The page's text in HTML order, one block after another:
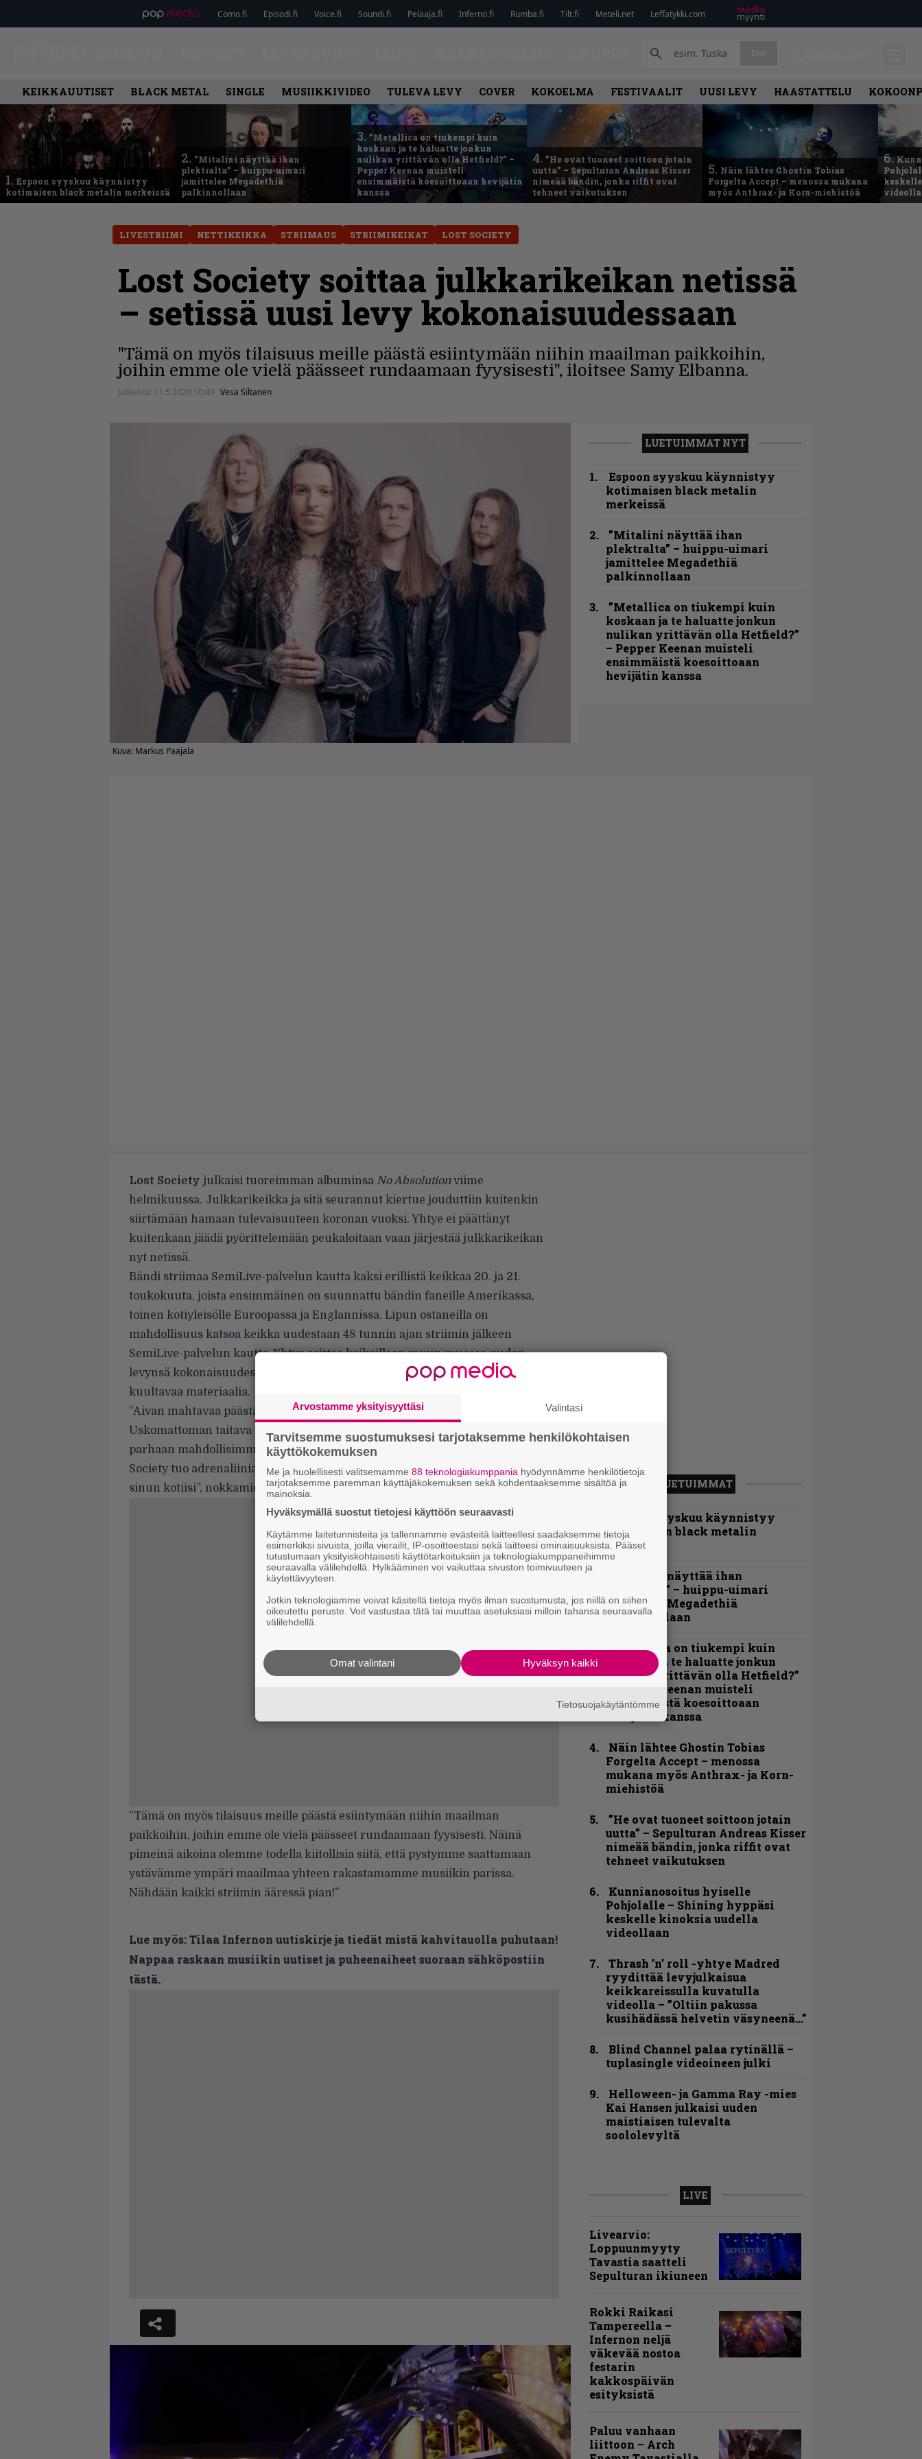
Como.fi Episodi.fi Voice.fi Soundi.fi Pelaaja.fi Inferno.fi Rumba.fi Tilt.fi Meteli.net Leffatykki.com
KEIKKAUUTISET BLACK METAL SINGLE MUSIIKKIVIDEO TULEVA LEVY COVER KOKOELMA FESTIVAALIT UUSI LEVY HAASTATTELU
1. Espoon syyskuu käynnistyy
kotimaisen black metalin merkeissä
2. ”Mitalini näyttää ihan
plektralta” – huippu-uimari
jamittelee Megadethiä
palkinnollaan
3. ”Metallica on tiukempi kuin
koskaan ja te haluatte jonkun
nulikan yrittävän olla Hetfield?” –
Pepper Keenan muisteli
ensimmäistä koesoittoaan hevijätin
kanssa
4. ”He ovat tuoneet soittoon jotain
uutta” – Sepulturan Andreas Kisser
nimeää bändin, jonka riffit ovat
tehneet vaikutuksen
5. Näin lähtee Ghostin Tobias
Forgelta Accept – menossa mukana
myös Anthrax- ja Korn-miehistöä
6.
LIVESTRIIMI NETTIKEIKKA STRIIMAUS STRIIMIKEIKAT LOST SOCIETY
Lost Society soittaa julkkarikeikan netissä
– setissä uusi levy kokonaisuudessaan
"Tämä on myös tilaisuus meille päästä esiintymään niihin maailman paikkoihin,
joihin emme ole vielä päässeet rundaamaan fyysisesti", iloitsee Samy Elbanna.
Julkaistu: 11.5.2020 10:49 Vesa Siltanen
Kuva: Markus Paajala
LUETUIMMAT NYT
Espoon syyskuu käynnistyy
kotimaisen black metalin
merkeissä
”Mitalini näyttää ihan
plektralta” – huippu-uimari
jamittelee Megadethiä
palkinnollaan
”Metallica on tiukempi kuin
koskaan ja te haluatte jonkun
nulikan yrittävän olla Hetfield?”
– Pepper Keenan muisteli
ensimmäistä koesoittoaan
hevijätin kanssa
Lost Society julkaisi tuoreimman albuminsa No Absolutionviime
helmikuussa. Julkkarikeikka ja sitä seurannut kiertue jouduttiin kuitenkin
siirtämään hamaan tulevaisuuteen koronan vuoksi. Yhtye ei päättänyt
kuitenkaan jäädä pyörittelemään peukaloitaan vaan järjestää julkkarikeikan
nyt netissä.
Bändi striimaa SemiLive-palvelun kautta kaksi erillistä keikkaa 20. ja 21.
toukokuuta, joista ensimmäinen on suunnattu bändin faneille Amerikassa,
toinen kotiyleisölle Euroopassa ja Englannissa. Lipun ostaneilla on
mahdollisuus katsoa keikka uudestaan 48 tunnin ajan striimin jälkeen
SemiLive-palvelun kautta. Yhtye soittaa keikoillaan muun muassa uuden
levynsä kokonaisuudessaan eli luvassa on paljon ensimmäistä kertaa livenä
kuultavaa materiaalia.
”Aivan mahtavaa päästä soittamaanNo Absolutionlivenä koko maailmalle!
Uskomattoman taitava tiimimme on työskennellyt väsymättä ja rakentanut
parhaan mahdollisimman porukan tuottamaan striimidebyyttimme. Lost
Society tuo adrenaliinia ja energiaa pursuavan live-esityksensä nyt suoraan
sinun kotiisi”, nokkamiesSamy Elbannailoitsee.
”Tämä on myös tilaisuus meille päästä esiintymään niihin maailman
paikkoihin, joihin emme ole vielä päässeet rundaamaan fyysisesti. Näinä
pimeinä aikoina olemme todella kiitollisia siitä, että pystymme saattamaan
ystävämme ympäri maailmaa yhteen rakastamamme musiikin parissa.
Nähdään kaikki striimin ääressä pian!”
Lue myös:Tilaa Infernon uutiskirje ja tiedät mistä kahvitauolla puhutaan!
Nappaa raskaan musiikin uutiset ja puheenaiheet suoraan sähköpostiin
tästä.
LUETUIMMAT
Espoon syyskuu käynnistyy
kotimaisen black metalin
merkeissä
”Mitalini näyttää ihan
plektralta” – huippu-uimari
jamittelee Megadethiä
palkinnollaan
”Metallica on tiukempi kuin
koskaan ja te haluatte jonkun
nulikan yrittävän olla Hetfield?”
– Pepper Keenan muisteli
ensimmäistä koesoittoaan
hevijätin kanssa
Näin lähtee Ghostin Tobias
Forgelta Accept – menossa
mukana myös Anthrax- ja Korn-
miehistöä
”He ovat tuoneet soittoon jotain
uutta” – Sepulturan Andreas Kisser
nimeää bändin, jonka riffit ovat
tehneet vaikutuksen
Kunnianosoitus hyiselle
Pohjolalle – Shining hyppäsi
keskelle kinoksia uudella
videollaan
Thrash ’n’ roll -yhtye Madred
ryydittää levyjulkaisua
keikkareissulla kuvatulla
videolla – ”Oltiin pakussa
kusihädässä helvetin väsyneenä…”
Blind Channel palaa rytinällä –
tuplasingle videoineen julki
Helloween- ja Gamma Ray -mies
Kai Hansen julkaisi uuden
maistiaisen tulevalta
soololevyltä
LIVE
Livearvio:
Loppuunmyyty
Tavastia saatteli
Sepulturan ikiuneen
Rokki Raikasi
Tampereella –
Infernon neljä
väkevää nostoa
festarin
kakkospäivän
esityksistä
Paluu vanhaan
liittoon – Arch
Arvostamme yksityisyyttäsi Valintasi
Tarvitsemme suostumuksesi tarjotaksemme henkilökohtaisen
käyttökokemuksen
Me ja huolellisesti valitsemamme 88 teknologiakumppania hyödynnämme henkilötietoja
tarjotaksemme paremman käyttäjäkokemuksen sekä kohdentaaksemme sisältöä ja
mainoksia.
Hyväksymällä suostut tietojesi käyttöön seuraavasti
Käytämme laitetunnisteita ja tallennamme evästeitä laitteellesi saadaksemme tietoja
esimerkiksi sivuista, joilla vierailit, IP-osoitteestasi sekä laitteesi ominaisuuksista. Pääset
tutustumaan yksityiskohtaisesti käyttötarkoituksiin ja teknologiakumppaneihimme
seuraavalla välilehdellä. Hylkääminen voi vaikuttaa sivuston toimivuuteen ja
käytettävyyteen.
Jotkin teknologiamme voivat käsitellä tietoja myös ilman suostumusta, jos niillä on siihen
oikeutettu peruste. Voit vastustaa tätä tai muuttaa asetuksiasi milloin tahansa seuraavalla
välilehdellä.
Hyväksyn kaikki
Omat valintani
Tietosuojakäytäntömme